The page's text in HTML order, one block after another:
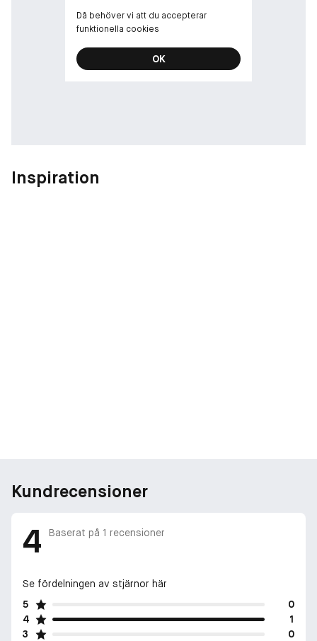
***Instrumentellt test
****Flaska för försäljning i detaljhandeln exkl. lock.
Då behöver vi att du accepterar
funktionella cookies
OK
Inspiration
Kundrecensioner
4 Baserat på 1 recensioner
Se fördelningen av stjärnor här
5
0
4
1
3
0